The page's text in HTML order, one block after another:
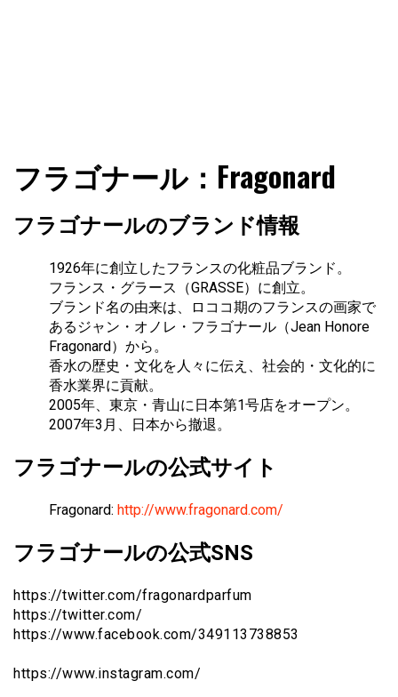
ファショコン通信
ッションとモードを分析するファッション情報サイトです
フラゴナール：Fragonard
フラゴナールのブランド情報
1926年に創立したフランスの化粧品ブランド。
フランス・グラース（GRASSE）に創立。
ブランド名の由来は、ロココ期のフランスの画家で
あるジャン・オノレ・フラゴナール（Jean Honore
Fragonard）から。
香水の歴史・文化を人々に伝え、社会的・文化的に
香水業界に貢献。
2005年、東京・青山に日本第1号店をオープン。
2007年3月、日本から撤退。
フラゴナールの公式サイト
Fragonard: http://www.fragonard.com/
フラゴナールの公式SNS
https://twitter.com/fragonardparfum
https://twitter.com/
https://www.facebook.com/349113738853
https://www.instagram.com/